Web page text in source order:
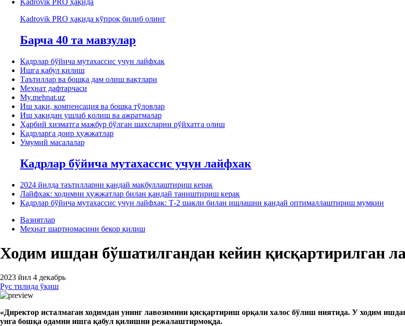
Kadrovik PRO ҳақида
Kadrovik PRO ҳақида кўпроқ билиб олинг
Барча 40 та мавзулар
Кадрлар бўйича мутахассис учун лайфхак
Ишга қабул қилиш
Таътиллар ва бошқа дам олиш вақтлари
Меҳнат дафтарчаси
My.mehnat.uz
Иш ҳақи, компенсация ва бошқа тўловлар
Иш ҳақидан ушлаб қолиш ва ажратмалар
Ҳарбий хизматга мажбур бўлган шахсларни рўйхатга олиш
Кадрларга доир ҳужжатлар
Умумий масалалар
Кадрлар бўйича мутахассис учун лайфхак
2024 йилда таътилларни қандай мақбуллаштириш керак
Лайфхак: ходимни ҳужжатлар билан қандай таништириш керак
Кадрлар бўйича мутахассис учун лайфхак: Т-2 шакли билан ишлашни қандай оптималлаштириш мумкин
Вазиятлар
Меҳнат шартномасини бекор қилиш
Ходим ишдан бўшатилгандан кейин қисқартирилган
2023 йил 4 декабрь
Рус тилида ўқиш
«Директор исталмаган ходимдан унинг лавозимини қисқартириш орқали халос бўлиш ниятида. У ходим и
унга бошқа одамни ишга қабул қилишни режалаштирмоқда.